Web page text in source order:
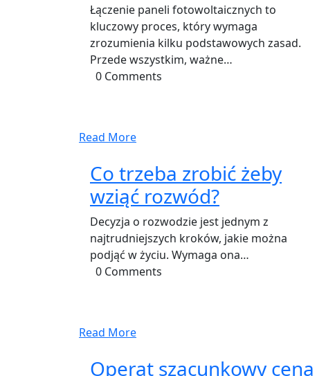
Łączenie paneli fotowoltaicznych to
kluczowy proces, który wymaga
zrozumienia kilku podstawowych zasad.
Przede wszystkim, ważne…
0 Comments
Read More
Co trzeba zrobić żeby
wziąć rozwód?
Decyzja o rozwodzie jest jednym z
najtrudniejszych kroków, jakie można
podjąć w życiu. Wymaga ona…
0 Comments
Read More
Operat szacunkowy cena